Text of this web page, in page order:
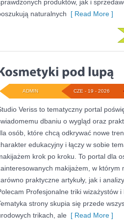
produktów, jak i
naturalnych [ Read More ]
CZE - 19 - 2026
ADMIN
Veriss to tematyczny portal
dbaniu o wygląd oraz
osób, które chcą odkrywać nowe
edukacyjny i łączy w sobie
krok po kroku. To portal dla
makijażem, w którym
praktyczne artykuły, jak i
Profesjonalne triki wizażystów i
strony skupia się przede
trikach, ale [ Read More ]